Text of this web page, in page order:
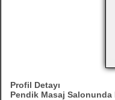
Profil Detayı
Pendik Masaj